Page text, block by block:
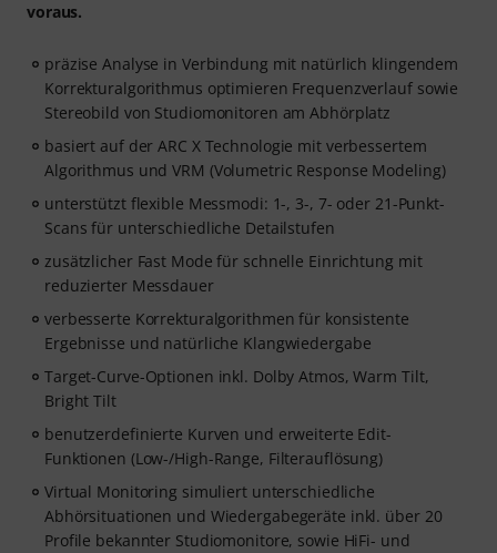
voraus.
präzise Analyse in Verbindung mit natürlich klingendem
Korrekturalgorithmus optimieren Frequenzverlauf sowie
Stereobild von Studiomonitoren am Abhörplatz
basiert auf der ARC X Technologie mit verbessertem
Algorithmus und VRM (Volumetric Response Modeling)
unterstützt flexible Messmodi: 1-, 3-, 7- oder 21-Punkt-
Scans für unterschiedliche Detailstufen
zusätzlicher Fast Mode für schnelle Einrichtung mit
reduzierter Messdauer
verbesserte Korrekturalgorithmen für konsistente
Ergebnisse und natürliche Klangwiedergabe
Target-Curve-Optionen inkl. Dolby Atmos, Warm Tilt,
Bright Tilt
benutzerdefinierte Kurven und erweiterte Edit-
Funktionen (Low-/High-Range, Filterauflösung)
Virtual Monitoring simuliert unterschiedliche
Abhörsituationen und Wiedergabegeräte inkl. über 20
Profile bekannter Studiomonitore, sowie HiFi- und